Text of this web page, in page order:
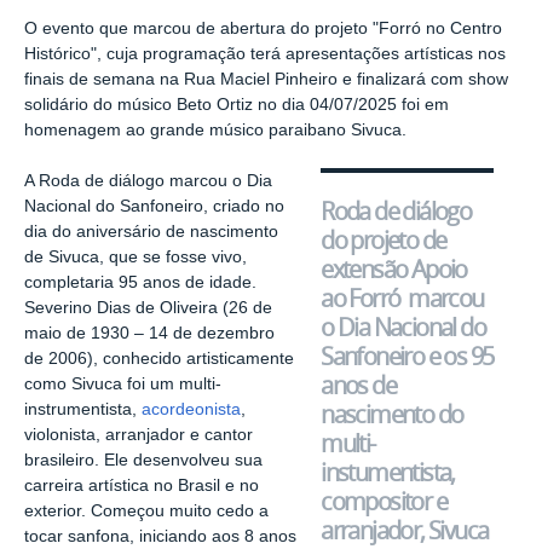
O evento que marcou de abertura do projeto "Forró no Centro
Histórico", cuja programação terá apresentações artísticas nos
finais de semana na Rua Maciel Pinheiro e finalizará com show
solidário do músico Beto Ortiz no dia 04/07/2025 foi em
homenagem ao grande músico paraibano Sivuca.
Roda de diálogo
do projeto de
extensão Apoio
ao Forró marcou
o Dia Nacional do
Sanfoneiro e os 95
anos de
nascimento do
multi-
instumentista,
compositor e
arranjador, Sivuca
A Roda de diálogo marcou o Dia
Nacional do Sanfoneiro, criado no
dia do aniversário de nascimento
de Sivuca, que se fosse vivo,
completaria 95 anos de idade.
Severino Dias de Oliveira (26 de
maio de 1930 – 14 de dezembro
de 2006), conhecido artisticamente
como Sivuca foi um multi-
instrumentista, acordeonista,
violonista, arranjador e cantor
brasileiro. Ele desenvolveu sua
carreira artística no Brasil e no
exterior. Começou muito cedo a
tocar sanfona, iniciando aos 8 anos